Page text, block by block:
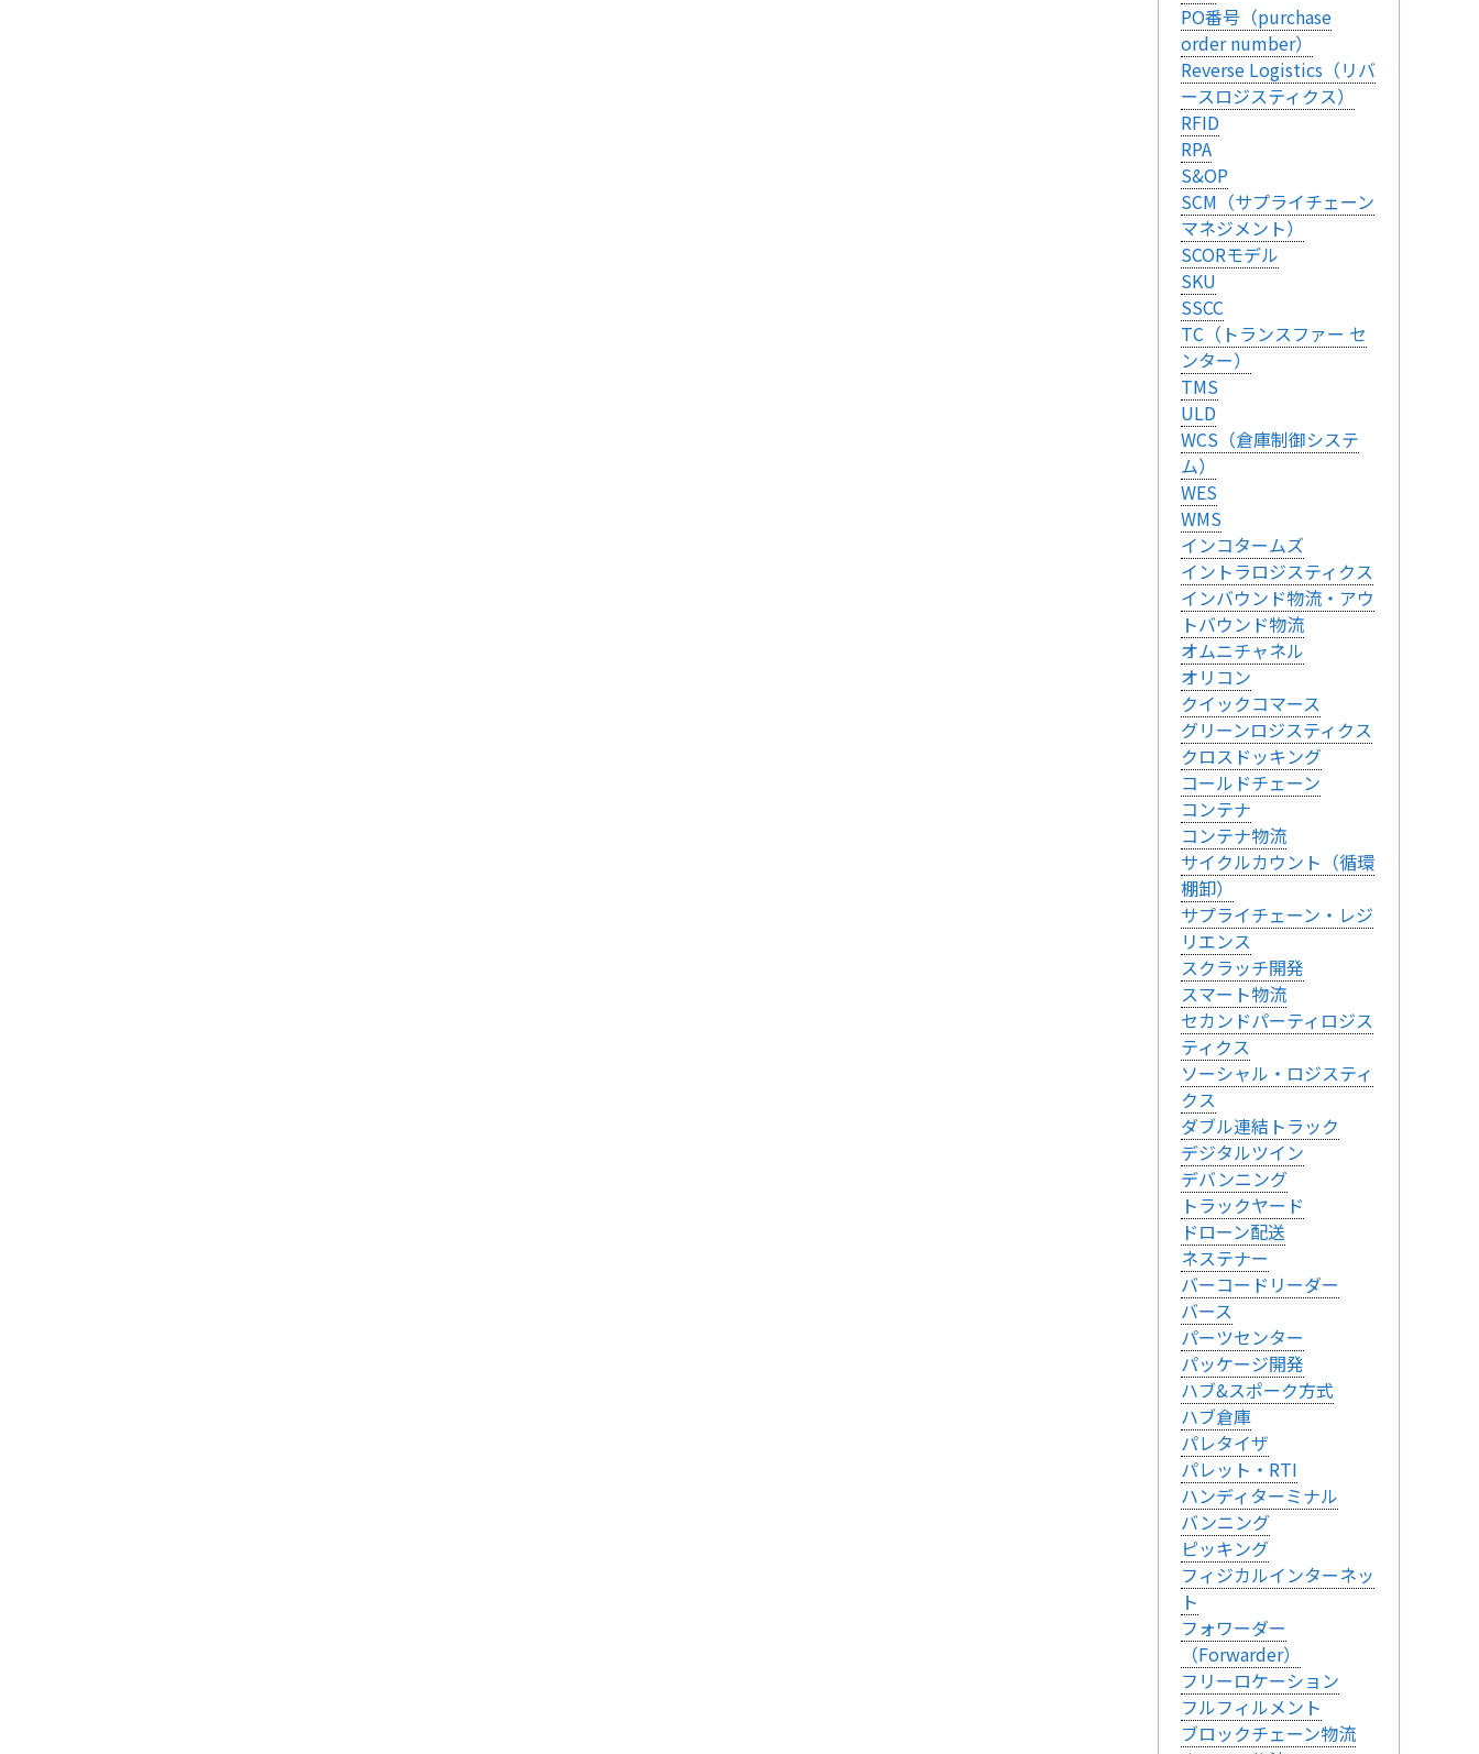
PO番号（purchase
order number）
Reverse Logistics（リバ
ースロジスティクス）
RFID
RPA
S&OP
SCM（サプライチェーン
マネジメント）
SCORモデル
SKU
SSCC
TC（トランスファー セ
ンター）
TMS
ULD
WCS（倉庫制御システ
ム）
WES
WMS
インコタームズ
イントラロジスティクス
インバウンド物流・アウ
トバウンド物流
オムニチャネル
オリコン
クイックコマース
グリーンロジスティクス
クロスドッキング
コールドチェーン
コンテナ
コンテナ物流
サイクルカウント（循環
棚卸）
サプライチェーン・レジ
リエンス
スクラッチ開発
スマート物流
セカンドパーティロジス
ティクス
ソーシャル・ロジスティ
クス
ダブル連結トラック
デジタルツイン
デバンニング
トラックヤード
ドローン配送
ネステナー
バーコードリーダー
バース
パーツセンター
パッケージ開発
ハブ&スポーク方式
ハブ倉庫
パレタイザ
パレット・RTI
ハンディターミナル
バンニング
ピッキング
フィジカルインターネッ
ト
フォワーダー
（Forwarder）
フリーロケーション
フルフィルメント
ブロックチェーン物流